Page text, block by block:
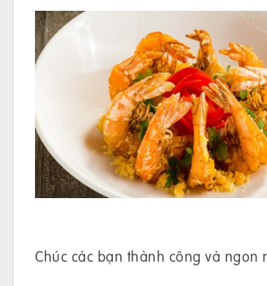
Chúc các bạn thành công và ngon